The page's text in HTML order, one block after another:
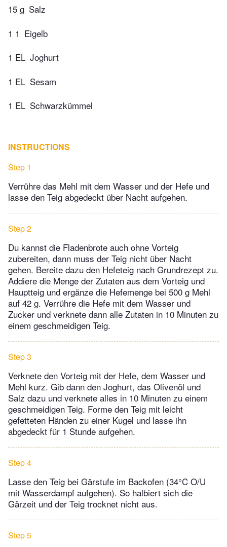
15 g Salz
1 1 Eigelb
1 EL Joghurt
1 EL Sesam
1 EL Schwarzkümmel
INSTRUCTIONS
Step 1
Verrühre das Mehl mit dem Wasser und der Hefe und
lasse den Teig abgedeckt über Nacht aufgehen.
Step 2
Du kannst die Fladenbrote auch ohne Vorteig
zubereiten, dann muss der Teig nicht über Nacht
gehen. Bereite dazu den Hefeteig nach Grundrezept zu.
Addiere die Menge der Zutaten aus dem Vorteig und
Hauptteig und ergänze die Hefemenge bei 500 g Mehl
auf 42 g. Verrühre die Hefe mit dem Wasser und
Zucker und verknete dann alle Zutaten in 10 Minuten zu
einem geschmeidigen Teig.
Step 3
Verknete den Vorteig mit der Hefe, dem Wasser und
Mehl kurz. Gib dann den Joghurt, das Olivenöl und
Salz dazu und verknete alles in 10 Minuten zu einem
geschmeidigen Teig. Forme den Teig mit leicht
gefetteten Händen zu einer Kugel und lasse ihn
abgedeckt für 1 Stunde aufgehen.
Step 4
Lasse den Teig bei Gärstufe im Backofen (34°C O/U
mit Wasserdampf aufgehen). So halbiert sich die
Gärzeit und der Teig trocknet nicht aus.
Step 5